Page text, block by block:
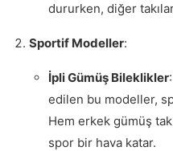
dururken, diğer
Sportif Modeller:
İpli Gümüş Bileklikler
edilen bu modeller,
Hem erkek gümüş
spor bir hava katar.